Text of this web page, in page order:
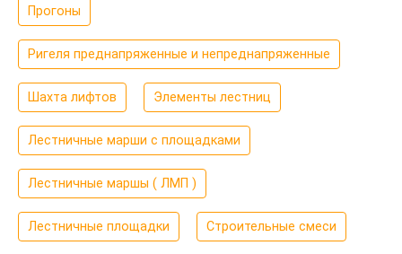
Прогоны
Ригеля преднапряженные и непреднапряженные
Шахта лифтов Элементы лестниц
Лестничные марши с площадками
Лестничные маршы ( ЛМП )
Лестничные площадки Строительные смеси